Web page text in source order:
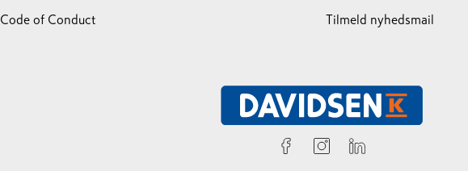
Code of Conduct Tilmeld nyhedsmail